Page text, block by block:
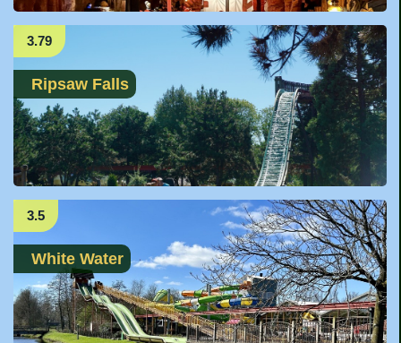
3.79
Ripsaw Falls
3.5
White Water